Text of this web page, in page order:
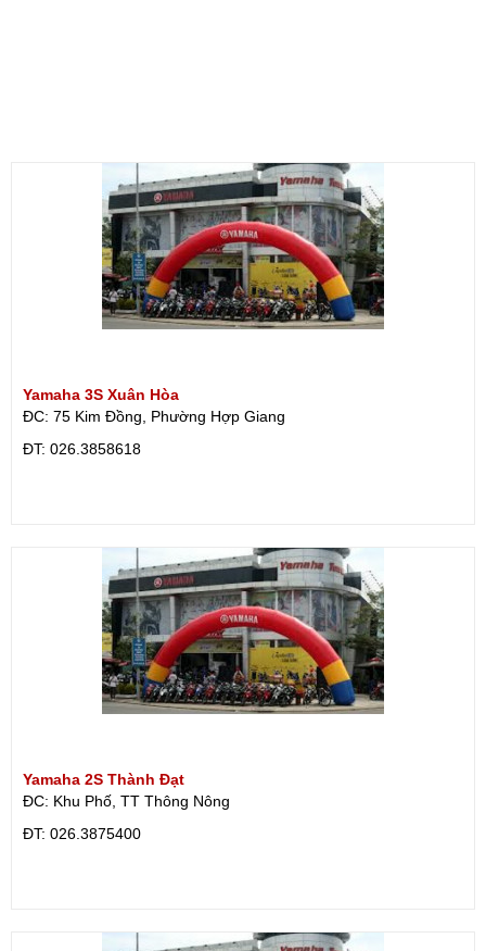
Yamaha 3S Xuân Hòa
ĐC: 75 Kim Đồng, Phường Hợp Giang
ÐT: 026.3858618
Yamaha 2S Thành Đạt
ĐC: Khu Phố, TT Thông Nông
ÐT: 026.3875400